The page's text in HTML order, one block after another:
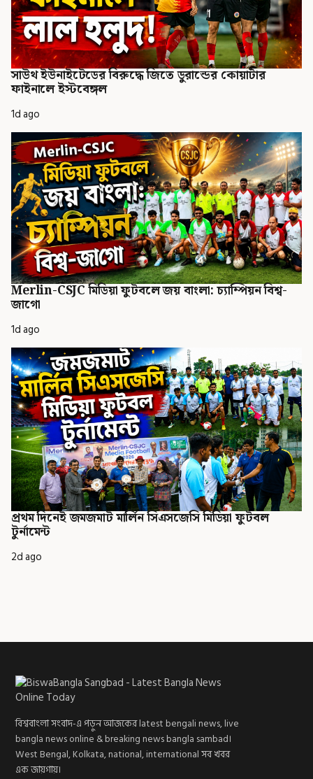
সাউথ ইউনাইটেডের বিরুদ্ধে জিতে ডুরান্ডের কোয়ার্টার
ফাইনালে ইস্টবেঙ্গল
1d ago
Merlin-CSJC মিডিয়া ফুটবলে জয় বাংলা: চ্যাম্পিয়ন বিশ্ব-
জাগো
1d ago
প্রথম দিনেই জমজমাট মার্লিন সিএসজেসি মিডিয়া ফুটবল
টুর্নামেন্ট
2d ago
বিশ্ববাংলা সংবাদ-এ পড়ুন আজকের latest bengali news, live
bangla news online & breaking news bangla sambad।
West Bengal, Kolkata, national, international সব খবর
এক জায়গায়।